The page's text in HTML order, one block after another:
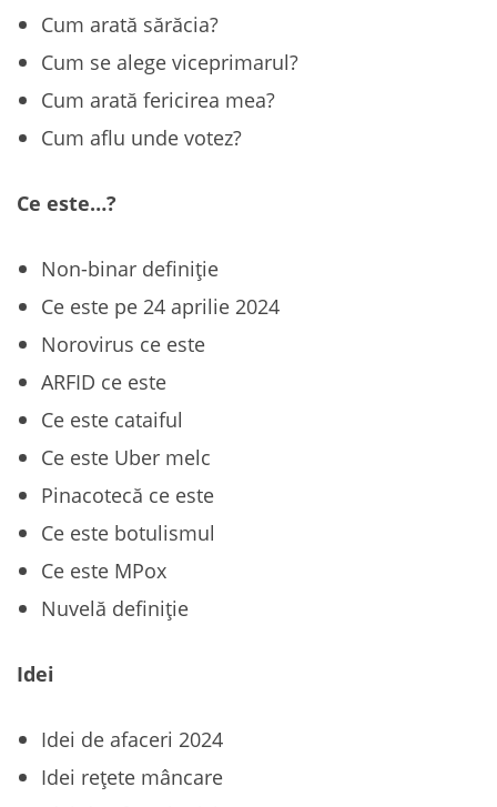
Cum arată sărăcia?
Cum se alege viceprimarul?
Cum arată fericirea mea?
Cum aflu unde votez?
Ce este…?
Non-binar definiție
Ce este pe 24 aprilie 2024
Norovirus ce este
ARFID ce este
Ce este cataiful
Ce este Uber melc
Pinacotecă ce este
Ce este botulismul
Ce este MPox
Nuvelă definiție
Idei
Idei de afaceri 2024
Idei rețete mâncare